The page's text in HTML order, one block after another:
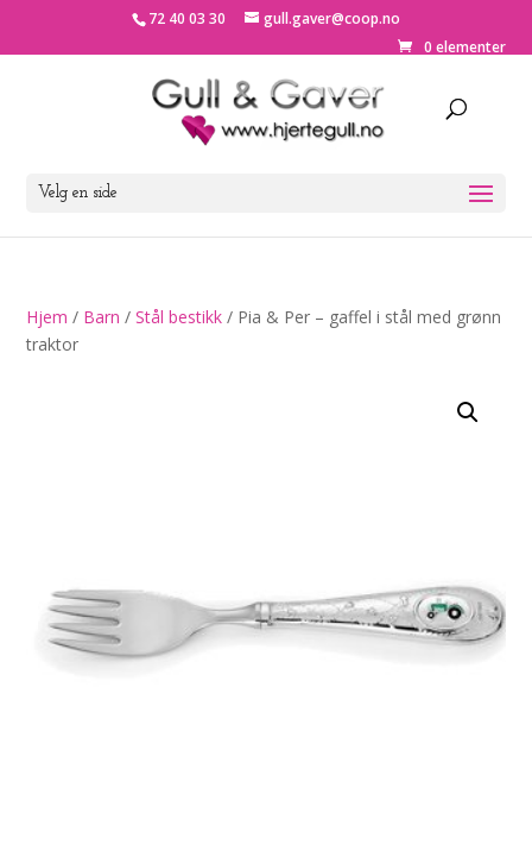
72 40 03 30
gull.gaver@coop.no
0 elementer
Velg en side
Hjem / Barn /Stål bestikk / Pia & Per – gaffel i stål med grønn
traktor